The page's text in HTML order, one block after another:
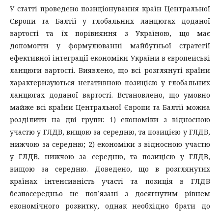
У статті проведено позиціонування країн Центральної
Європи та Балтії у глобальних ланцюгах доданої
вартості та їх порівняння з Україною, що має
допомогти у формулюванні майбутньої стратегії
ефективної інтеграції економіки України в європейські
ланцюги вартості. Виявлено, що всі розглянуті країни
характеризуються негативною позицією у глобальних
ланцюгах доданої вартості. Встановлено, що умовно
майже всі країни Центральної Європи та Балтії можна
розділити на дві групи: 1) економіки з відносною
участю у ГЛДВ, вищою за середню, та позицією у ГЛДВ,
нижчою за середню; 2) економіки з відносною участю
у ГЛДВ, нижчою за середню, та позицією у ГЛДВ,
вищою за середню. Доведено, що в розглянутих
країнах інтенсивність участі та позиція в ГЛДВ
безпосередньо не пов’язані з досягнутим рівнем
економічного розвитку, однак необхідно брати до